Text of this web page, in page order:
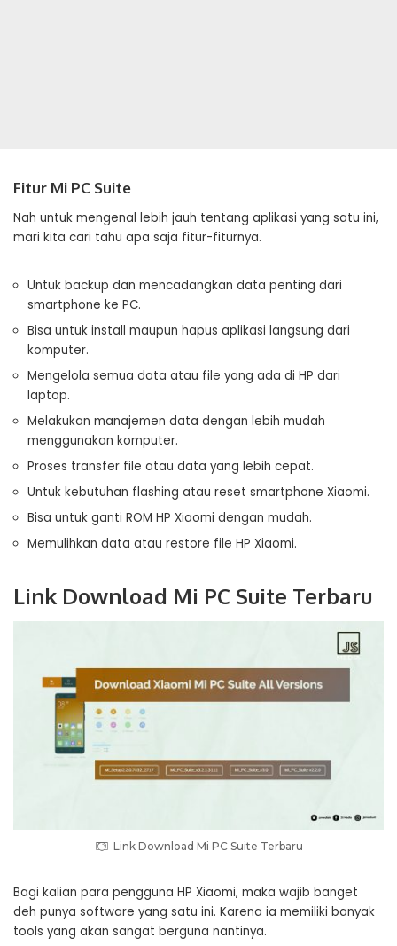
Fitur Mi PC Suite
Nah untuk mengenal lebih jauh tentang aplikasi yang satu ini,
mari kita cari tahu apa saja fitur-fiturnya.
Untuk backup dan mencadangkan data penting dari
smartphone ke PC.
Bisa untuk install maupun hapus aplikasi langsung dari
komputer.
Mengelola semua data atau file yang ada di HP dari
laptop.
Melakukan manajemen data dengan lebih mudah
menggunakan komputer.
Proses transfer file atau data yang lebih cepat.
Untuk kebutuhan flashing atau reset smartphone Xiaomi.
Bisa untuk ganti ROM HP Xiaomi dengan mudah.
Memulihkan data atau restore file HP Xiaomi.
Link Download Mi PC Suite Terbaru
Link Download Mi PC Suite Terbaru
Bagi kalian para pengguna HP Xiaomi, maka wajib banget
deh punya software yang satu ini. Karena ia memiliki banyak
tools yang akan sangat berguna nantinya.